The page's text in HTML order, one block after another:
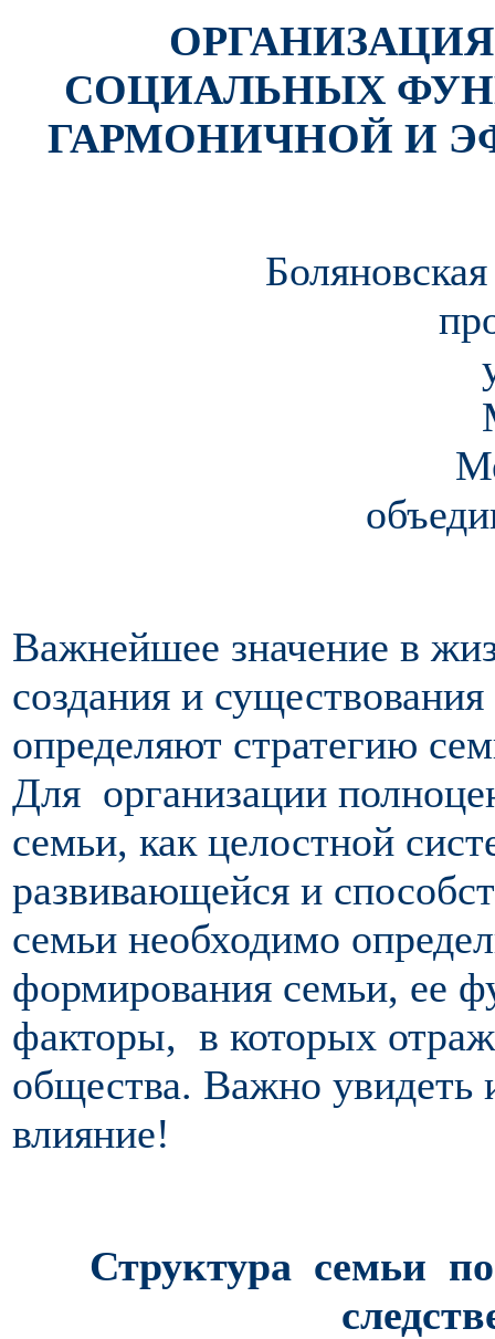
СОЦИАЛЬНЫХ
ГАРМОНИЧНОЙ И
Важнейшее значение в
создания и
определяют стратегию
Для организации
семьи, как целостной
развивающейся и
семьи необходимо
формирования семьи, ее
факторы, в которых
общества. Важно увидеть
влияние!
Структура семьи